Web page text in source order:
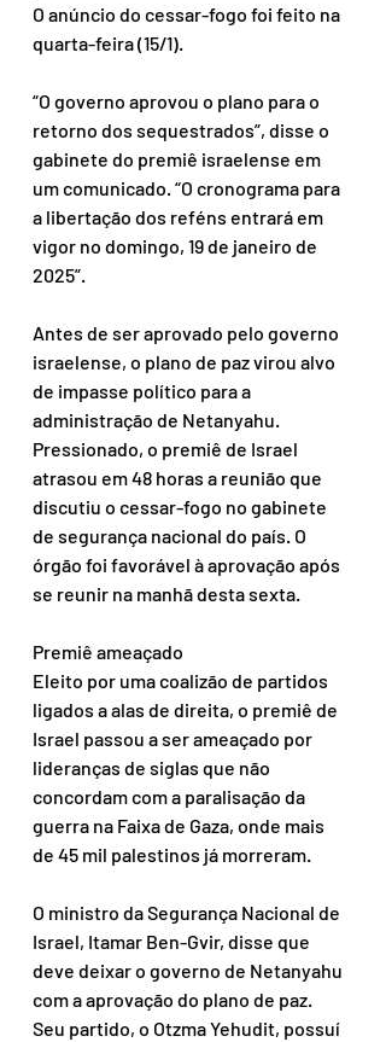
O anúncio do cessar-fogo foi feito na
quarta-feira (15/1).
“O governo aprovou o plano para o
retorno dos sequestrados”, disse o
gabinete do premiê israelense em
um comunicado. “O cronograma para
a libertação dos reféns entrará em
vigor no domingo, 19 de janeiro de
2025”.
Antes de ser aprovado pelo governo
israelense, o plano de paz virou alvo
de impasse político para a
administração de Netanyahu.
Pressionado, o premiê de Israel
atrasou em 48 horas a reunião que
discutiu o cessar-fogo no gabinete
de segurança nacional do país. O
órgão foi favorável à aprovação após
se reunir na manhã desta sexta.
Premiê ameaçado
Eleito por uma coalizão de partidos
ligados a alas de direita, o premiê de
Israel passou a ser ameaçado por
lideranças de siglas que não
concordam com a paralisação da
guerra na Faixa de Gaza, onde mais
de 45 mil palestinos já morreram.
O ministro da Segurança Nacional de
Israel, Itamar Ben-Gvir, disse que
deve deixar o governo de Netanyahu
com a aprovação do plano de paz.
Seu partido, o Otzma Yehudit, possuí